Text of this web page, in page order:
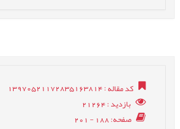
کد مقاله: 13970521172835163814
بازدید: 21264
صفحه: 188 - 201